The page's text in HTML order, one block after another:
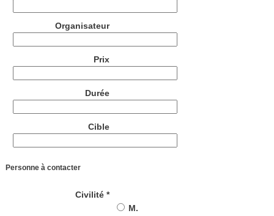
Organisateur
Prix
Durée
Cible
Personne à contacter
Civilité *
M.